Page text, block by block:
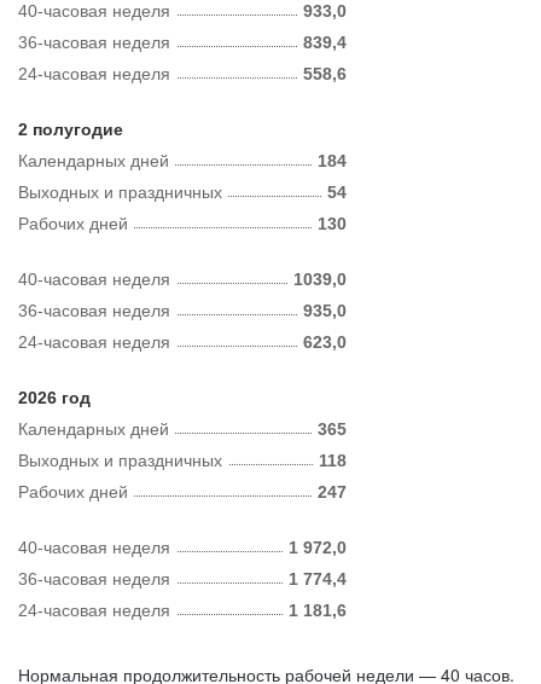
40-часовая неделя
933,0
36-часовая неделя
839,4
24-часовая неделя
558,6
2 полугодие
Календарных дней
184
Рабочих дней 130
Выходных и праздничных 54
40-часовая неделя
1039,0
36-часовая неделя
935,0
24-часовая неделя
623,0
2026 год
Календарных дней
365
Рабочих дней 247
Выходных и праздничных 118
40-часовая неделя
1 972,0
36-часовая неделя
1 774,4
24-часовая неделя
1 181,6
Нормальная продолжительность рабочей недели — 40 часов.